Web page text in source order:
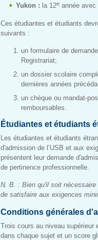
Yukon : la 12e année avec
Ces étudiantes et étudiants
suivants :
un formulaire de
Registrariat;
un dossier scolaire
dernières années
un chèque ou mandat-
remboursables.
Étudiantes et étudiants
Les étudiantes et étudiants
d'admission de l’USB et aux
présentent leur demande
de pertinence professionnelle.
N. B. : Bien qu'il soit
de satisfaire aux exigences
Conditions générales
Trois cours au niveau supérieur
dans chaque sujet et un score